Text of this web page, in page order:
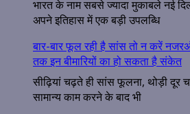
भारत के नाम सबसे ज्यादा मुकाबले नई
अपने इतिहास में एक बड़ी उपलब्धि
बार-बार फूल रही है सांस तो न करें
तक इन बीमारियों का हो सकता है संकेत
सीढ़ियां चढ़ते ही सांस फूलना, थोड़ी दूर
सामान्य काम करने के बाद भी